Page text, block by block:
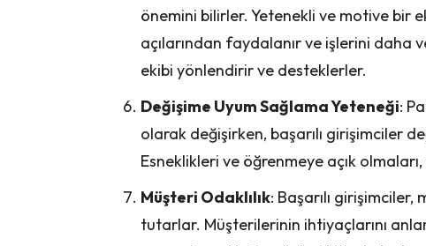
önemini bilirler. Yetenekli ve motive bir
açılarından faydalanır ve işlerini daha
ekibi yönlendirir ve desteklerler.
Değişime Uyum Sağlama Yeteneği:
olarak değişirken, başarılı girişimciler
Esneklikleri ve öğrenmeye açık
Müşteri Odaklılık: Başarılı
tutarlar. Müşterilerinin ihtiyaçlarını